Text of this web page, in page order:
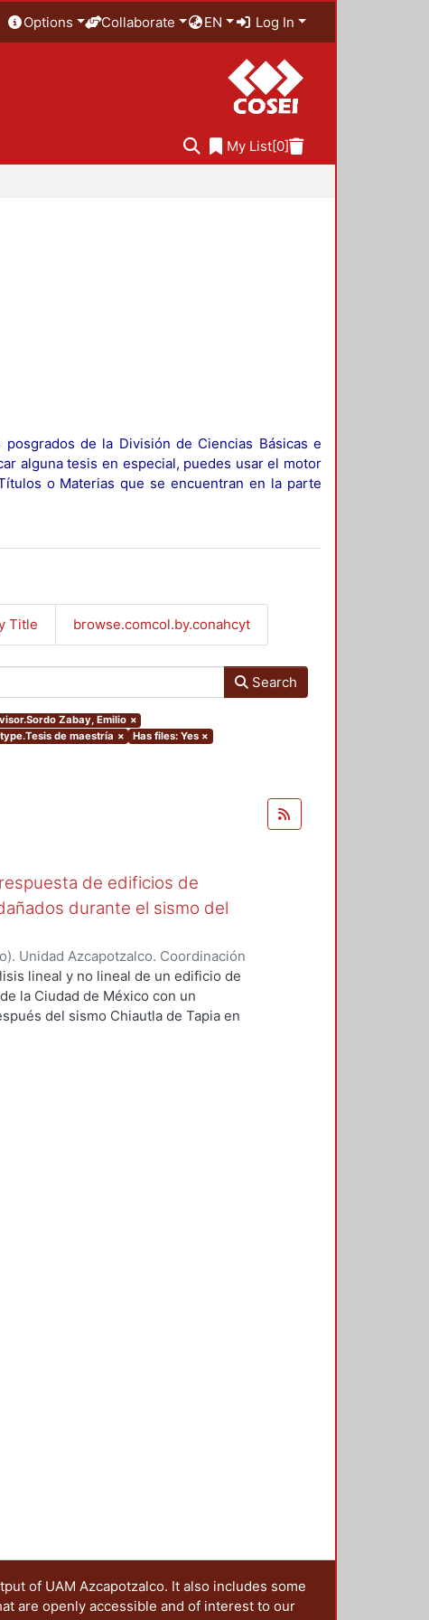
Options Collaborate EN Log In
My List[0]
de la División de Ciencias Básicas e
alguna tesis en especial, puedes usar el motor
o Materias que se encuentran en la parte
Title browse.comcol.by.conahcyt
Search
Zabay, Emilio ×
de maestría × Has files: Yes ×
de edificios de
durante el sismo del
Unidad Azcapotzalco. Coordinación
Hidalgo, Alexia Yolanda
lineal y no lineal de un edificio de
la Ciudad de México con un
del sismo Chiautla de Tapia en
of UAM Azcapotzalco. It also includes some
are openly accessible and of interest to our